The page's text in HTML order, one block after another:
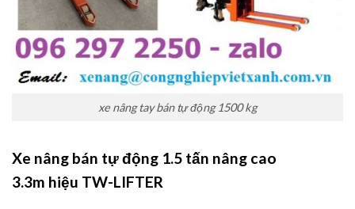
xe nâng tay bán tự động 1500 kg
Xe nâng bán tự động 1.5 tấn nâng cao
3.3m hiệu TW-LIFTER